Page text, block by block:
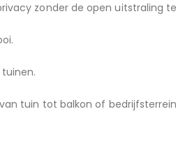
zonder de open uitstraling
tuin tot balkon of